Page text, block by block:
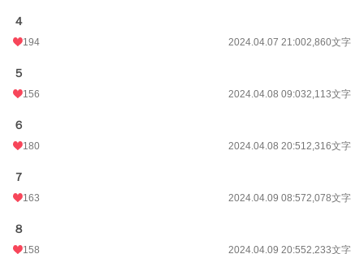
４
194 2024.04.07 21:002,860文字
５
156 2024.04.08 09:032,113文字
６
180 2024.04.08 20:512,316文字
７
163 2024.04.09 08:572,078文字
８
158 2024.04.09 20:552,233文字